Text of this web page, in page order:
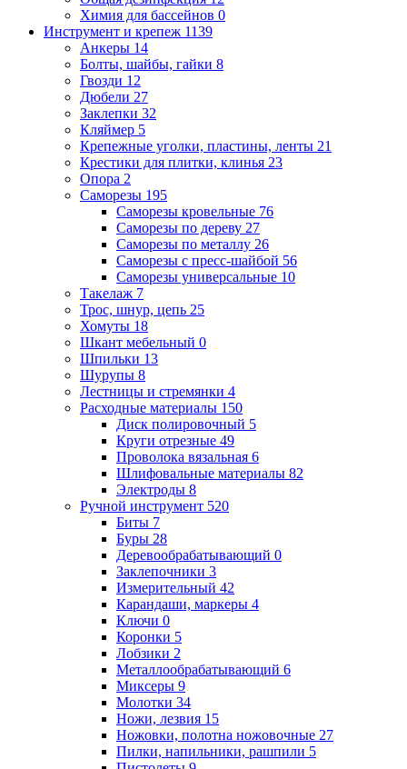
Химия для бассейнов 0
Инструмент и крепеж 1139
Анкеры 14
Болты, шайбы, гайки 8
Гвозди 12
Дюбели 27
Заклепки 32
Кляймер 5
Крепежные уголки, пластины, ленты 21
Крестики для плитки, клинья 23
Опора 2
Саморезы 195
Саморезы кровельные 76
Саморезы по дереву 27
Саморезы по металлу 26
Саморезы с пресс-шайбой 56
Саморезы универсальные 10
Такелаж 7
Трос, шнур, цепь 25
Хомуты 18
Шкант мебельный 0
Шпильки 13
Шурупы 8
Лестницы и стремянки 4
Расходные материалы 150
Диск полировочный 5
Круги отрезные 49
Проволока вязальная 6
Шлифовальные материалы 82
Электроды 8
Ручной инструмент 520
Биты 7
Буры 28
Деревообрабатывающий 0
Заклепочники 3
Измерительный 42
Карандаши, маркеры 4
Ключи 0
Коронки 5
Лобзики 2
Металлообрабатывающий 6
Миксеры 9
Молотки 34
Ножи, лезвия 15
Ножовки, полотна ножовочные 27
Пилки, напильники, рашпили 5